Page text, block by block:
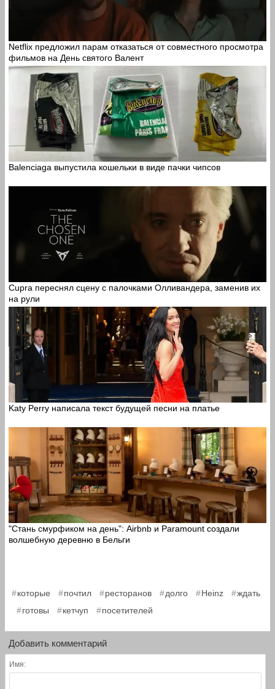
Netflix предложил парам отказаться от совместного просмотра
фильмов на День святого Валент
Balenciaga выпустила кошельки в виде пачки чипсов
Cupra переснял сцену с палочками Олливандера, заменив их
на рули
Katy Perry написала текст будущей песни на платье
"Стань смурфиком на день": Airbnb и Paramount создали
волшебную деревню в Бельги
которые почтил ресторанов долго Heinz ждать
готовы кетчуп посетителей
Добавить комментарий
Имя: